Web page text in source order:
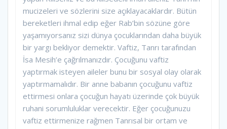
mucizeleri ve sözlerini size açıklayacaklardır. Bütün
bereketleri ihmal edip eğer Rab’bin sözüne göre
yaşamıyorsanız sizi dünya çocuklarından daha büyük
bir yargı bekliyor demektir. Vaftiz, Tanrı tarafından
İsa Mesih’e çağrılmanızdır. Çocuğunu vaftiz
yaptırmak isteyen aileler bunu bir sosyal olay olarak
yaptırmamalıdır. Bir anne babanın çocuğunu vaftiz
ettirmesi onlara çocuğun hayatı üzerinde çok büyük
ruhani sorumluluklar verecektir. Eğer çocuğunuzu
vaftiz ettirmenize rağmen Tanrısal bir ortam ve